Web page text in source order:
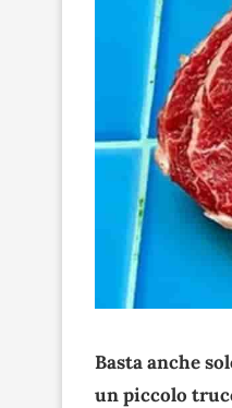
Basta anche
un piccolo